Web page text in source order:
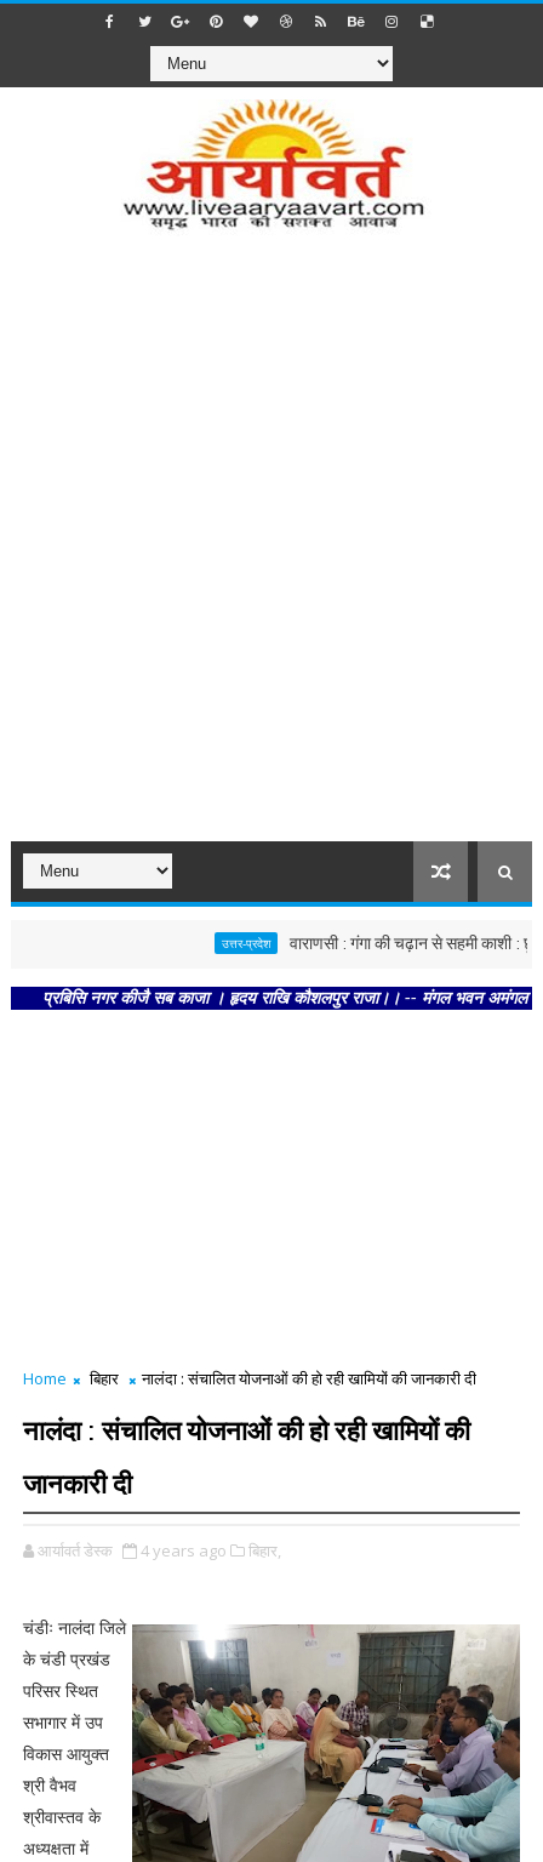
उत्तर-प्रदेश वाराणसी : गंगा की चढ़ान से सहमी काशी : छूने को
नगर कीजै सब काजा । हृदय राखि कौशलपुर राजा।। -- मंगल भवन अमंगल हारी।
Home बिहार नालंदा : संचालित योजनाओं की हो रही खामियों की जानकारी दी
नालंदा : संचालित योजनाओं की हो रही खामियों की
जानकारी दी
आर्यावर्त डेस्क 4 years ago बिहार,
चंडीः नालंदा जिले
के चंडी प्रखंड
परिसर स्थित
सभागार में उप
विकास आयुक्त
श्री वैभव
श्रीवास्तव के
अध्यक्षता में